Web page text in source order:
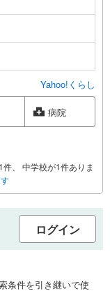
Yahoo!くらし
病院
、 中学校が1件ありま
ログイン
条件を引き継いで使